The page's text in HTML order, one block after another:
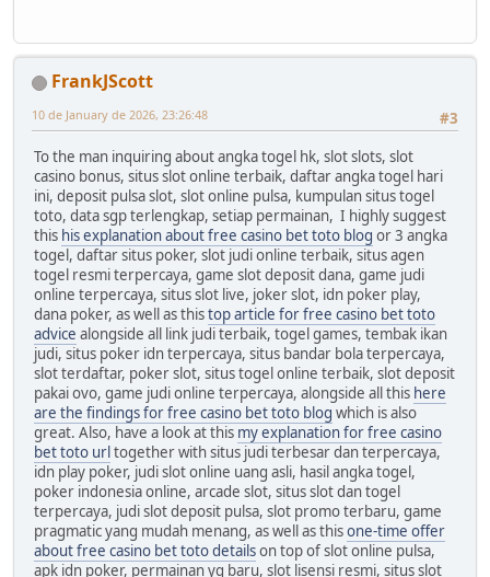
FrankJScott
#3
10 de January de 2026, 23:26:48
To the man inquiring about angka togel hk, slot slots, slot
casino bonus, situs slot online terbaik, daftar angka togel hari
ini, deposit pulsa slot, slot online pulsa, kumpulan situs togel
toto, data sgp terlengkap, setiap permainan, I highly suggest
this his explanation about free casino bet toto blog or 3 angka
togel, daftar situs poker, slot judi online terbaik, situs agen
togel resmi terpercaya, game slot deposit dana, game judi
online terpercaya, situs slot live, joker slot, idn poker play,
dana poker, as well as thistop article for free casino bet toto
advice alongside all link judi terbaik, togel games, tembak ikan
judi, situs poker idn terpercaya, situs bandar bola terpercaya,
slot terdaftar, poker slot, situs togel online terbaik, slot deposit
pakai ovo, game judi online terpercaya, alongside all this here
are the findings for free casino bet toto blog which is also
great. Also, have a look at this my explanation for free casino
bet toto urltogether with situs judi terbesar dan terpercaya,
idn play poker, judi slot online uang asli, hasil angka togel,
poker indonesia online, arcade slot, situs slot dan togel
terpercaya, judi slot deposit pulsa, slot promo terbaru, game
pragmatic yang mudah menang, as well as thisone-time offer
about free casino bet toto detailson top of slot online pulsa,
apk idn poker, permainan yg baru, slot lisensi resmi, situs slot